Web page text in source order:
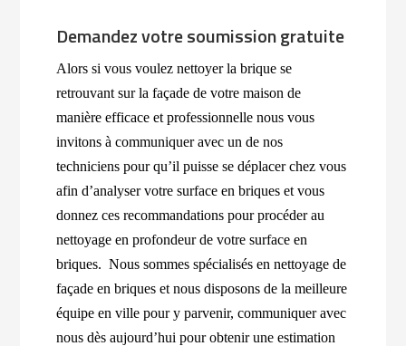
Demandez votre soumission gratuite
Alors si vous voulez nettoyer la brique se
retrouvant sur la façade de votre maison de
manière efficace et professionnelle nous vous
invitons à communiquer avec un de nos
techniciens pour qu’il puisse se déplacer chez vous
afin d’analyser votre surface en briques et vous
donnez ces recommandations pour procéder au
nettoyage en profondeur de votre surface en
briques. Nous sommes spécialisés en nettoyage de
façade en briques et nous disposons de la meilleure
équipe en ville pour y parvenir, communiquer avec
nous dès aujourd’hui pour obtenir une estimation